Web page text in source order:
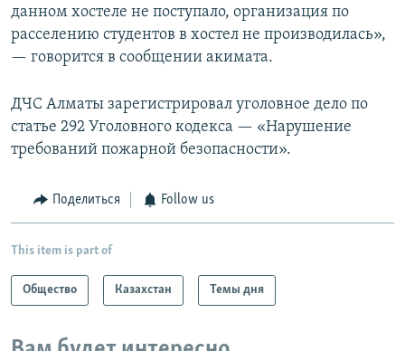
данном хостеле не поступало, организация по
расселению студентов в хостел не производилась»,
— говорится в сообщении акимата.
ДЧС Алматы зарегистрировал уголовное дело по
статье 292 Уголовного кодекса — «Нарушение
требований пожарной безопасности».
Поделиться Follow us
This item is part of
Общество Казахстан Темы дня